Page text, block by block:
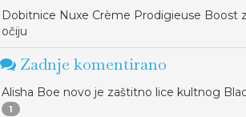
Dobitnice Nuxe Crème Prodigieuse Boost
očiju
Zadnje komentirano
Alisha Boe novo je zaštitno lice kultnog
1